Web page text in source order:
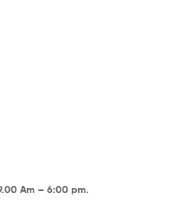
Am – 6:00 pm.